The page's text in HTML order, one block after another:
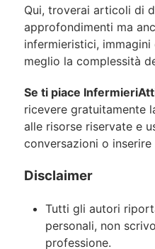
Qui, troverai articoli di
approfondimenti ma
infermieristici,
meglio la complessità
Se ti piace
ricevere gratuitamente
alle risorse riservate e
conversazioni o inserire
Disclaimer
Tutti gli autori
personali, non
professione.